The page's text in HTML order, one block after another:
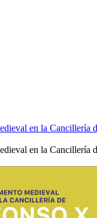
en la Cancillería
en la Cancillería